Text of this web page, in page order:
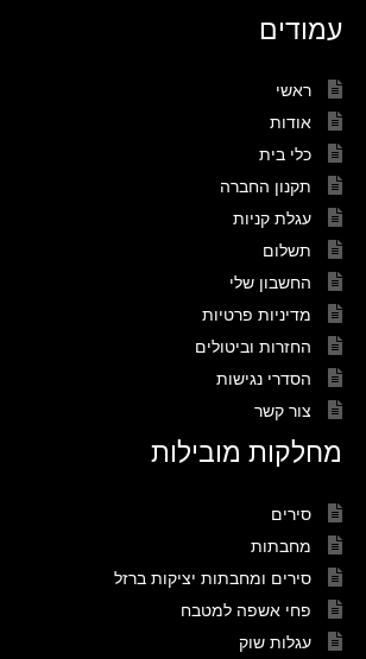
עמודים
ראשי
אודות
כלי בית
תקנון החברה
עגלת קניות
תשלום
החשבון שלי
מדיניות פרטיות
החזרות וביטולים
הסדרי נגישות
צור קשר
מחלקות מובילות
סירים
מחבתות
סירים ומחבתות יציקות ברזל
פחי אשפה למטבח
עגלות שוק